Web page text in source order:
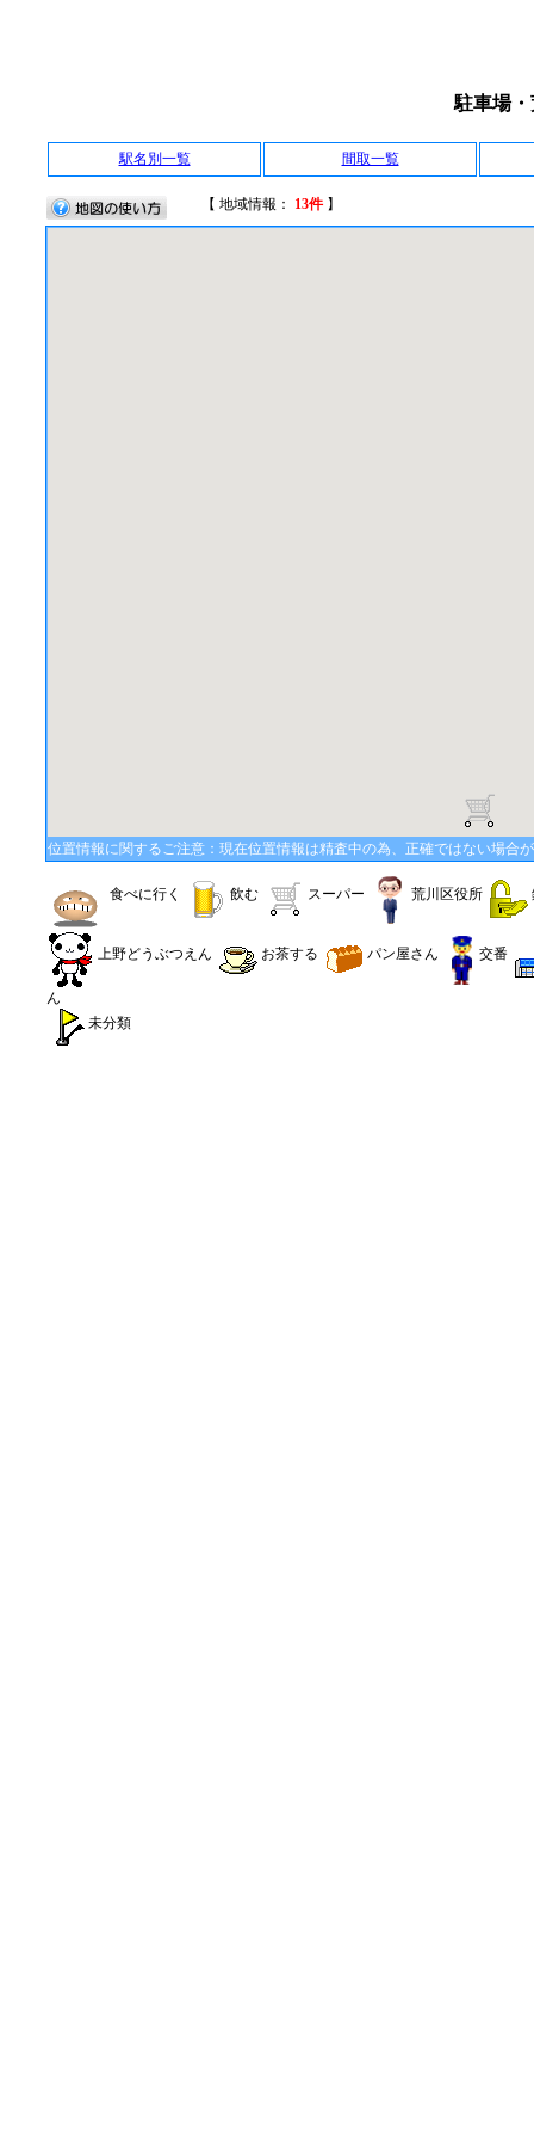
駐車場
駅名別一覧 間取一覧
【 地域情報： 13件】
位置情報に関するご注意：現在位置情報は精査中の為、正確ではない場合
食べに行く 飲む スーパー 荒川区役所
上野どうぶつえん お茶する パン屋さん 交番
ん
未分類